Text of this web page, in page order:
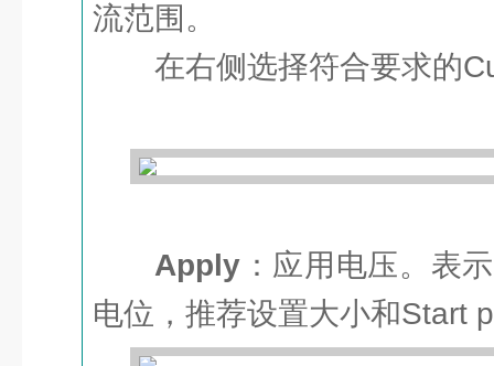
流范围。
在右侧选择符合要求的
Apply ：应用电压。表
电位，推荐设置大小和Start